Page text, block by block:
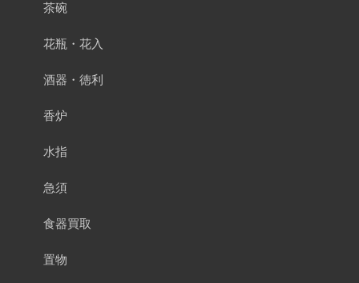
茶碗
花瓶・花入
酒器・徳利
香炉
水指
急須
食器買取
置物